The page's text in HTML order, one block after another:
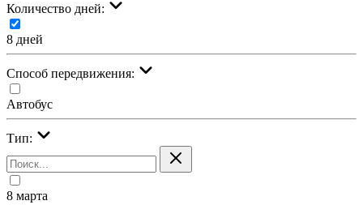
Количество дней:
8 дней
Cпособ передвижения:
Автобус
Тип:
8 марта